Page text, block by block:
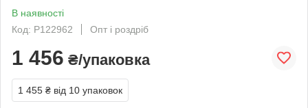
В наявності
Код: P122962
Опт і роздріб
1 456 ₴/упаковка
1 455 ₴ від 10 упаковок